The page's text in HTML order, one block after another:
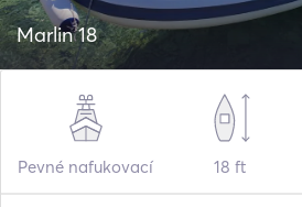
Marlin 18
Pevné nafukovací 18 ft